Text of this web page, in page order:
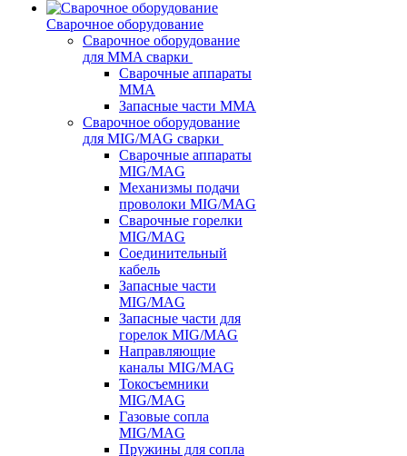
Сварочное оборудование
Сварочное оборудование
для MMA сварки
Сварочные аппараты
MMA
Запасные части MMA
Сварочное оборудование
для MIG/MAG сварки
Сварочные аппараты
MIG/MAG
Механизмы подачи
проволоки MIG/MAG
Сварочные горелки
MIG/MAG
Соединительный
кабель
Запасные части
MIG/MAG
Запасные части для
горелок MIG/MAG
Направляющие
каналы MIG/MAG
Токосъемники
MIG/MAG
Газовые сопла
MIG/MAG
Пружины для сопла